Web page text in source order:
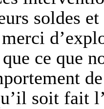
soldes
ce que
soit fait